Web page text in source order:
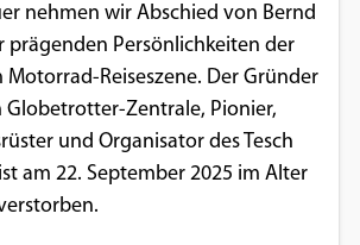
nehmen wir Abschied von Bernd
prägenden Persönlichkeiten der
Reiseszene. Der Gründer
Globetrotter-Zentrale, Pionier,
und Organisator des Tesch
am 22. September 2025 im Alter
Funktionen und sind für die
Funktion der Website
Cookie